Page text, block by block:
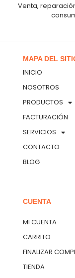
Venta,
MAPA DEL
INICIO
NOSOTROS
PRODUCTOS
FACTURACIÓN
SERVICIOS
CONTACTO
BLOG
CUENTA
MI CUENTA
CARRITO
FINALIZAR
TIENDA